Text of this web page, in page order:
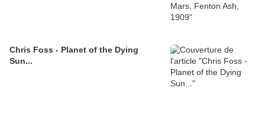
Chris Foss - Planet of the Dying
Sun...